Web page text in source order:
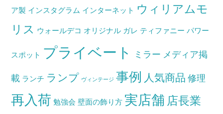
ア製 インスタグラム インターネット ウィリアムモ
リス ウォールデコ オリジナル ガレ ティファニー パワー
スポット プライベート ミラー メディア掲
載 ランチ ランプ ヴィンテージ 事例 人気商品 修理
再入荷 勉強会 壁面の飾り方 実店舗 店長業